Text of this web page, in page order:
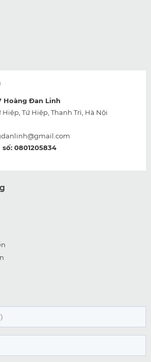
Hoàng Đan Linh
Tứ Hiệp, Thanh Trì, Hà Nội
0801205834